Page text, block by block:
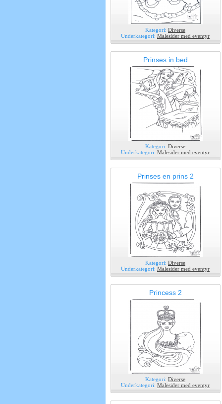
Kategori: Diverse
Underkategori: Malesider med eventyr
Prinses in bed
Kategori: Diverse
Underkategori: Malesider med eventyr
Prinses en prins 2
Kategori: Diverse
Underkategori: Malesider med eventyr
Princess 2
Kategori: Diverse
Underkategori: Malesider med eventyr